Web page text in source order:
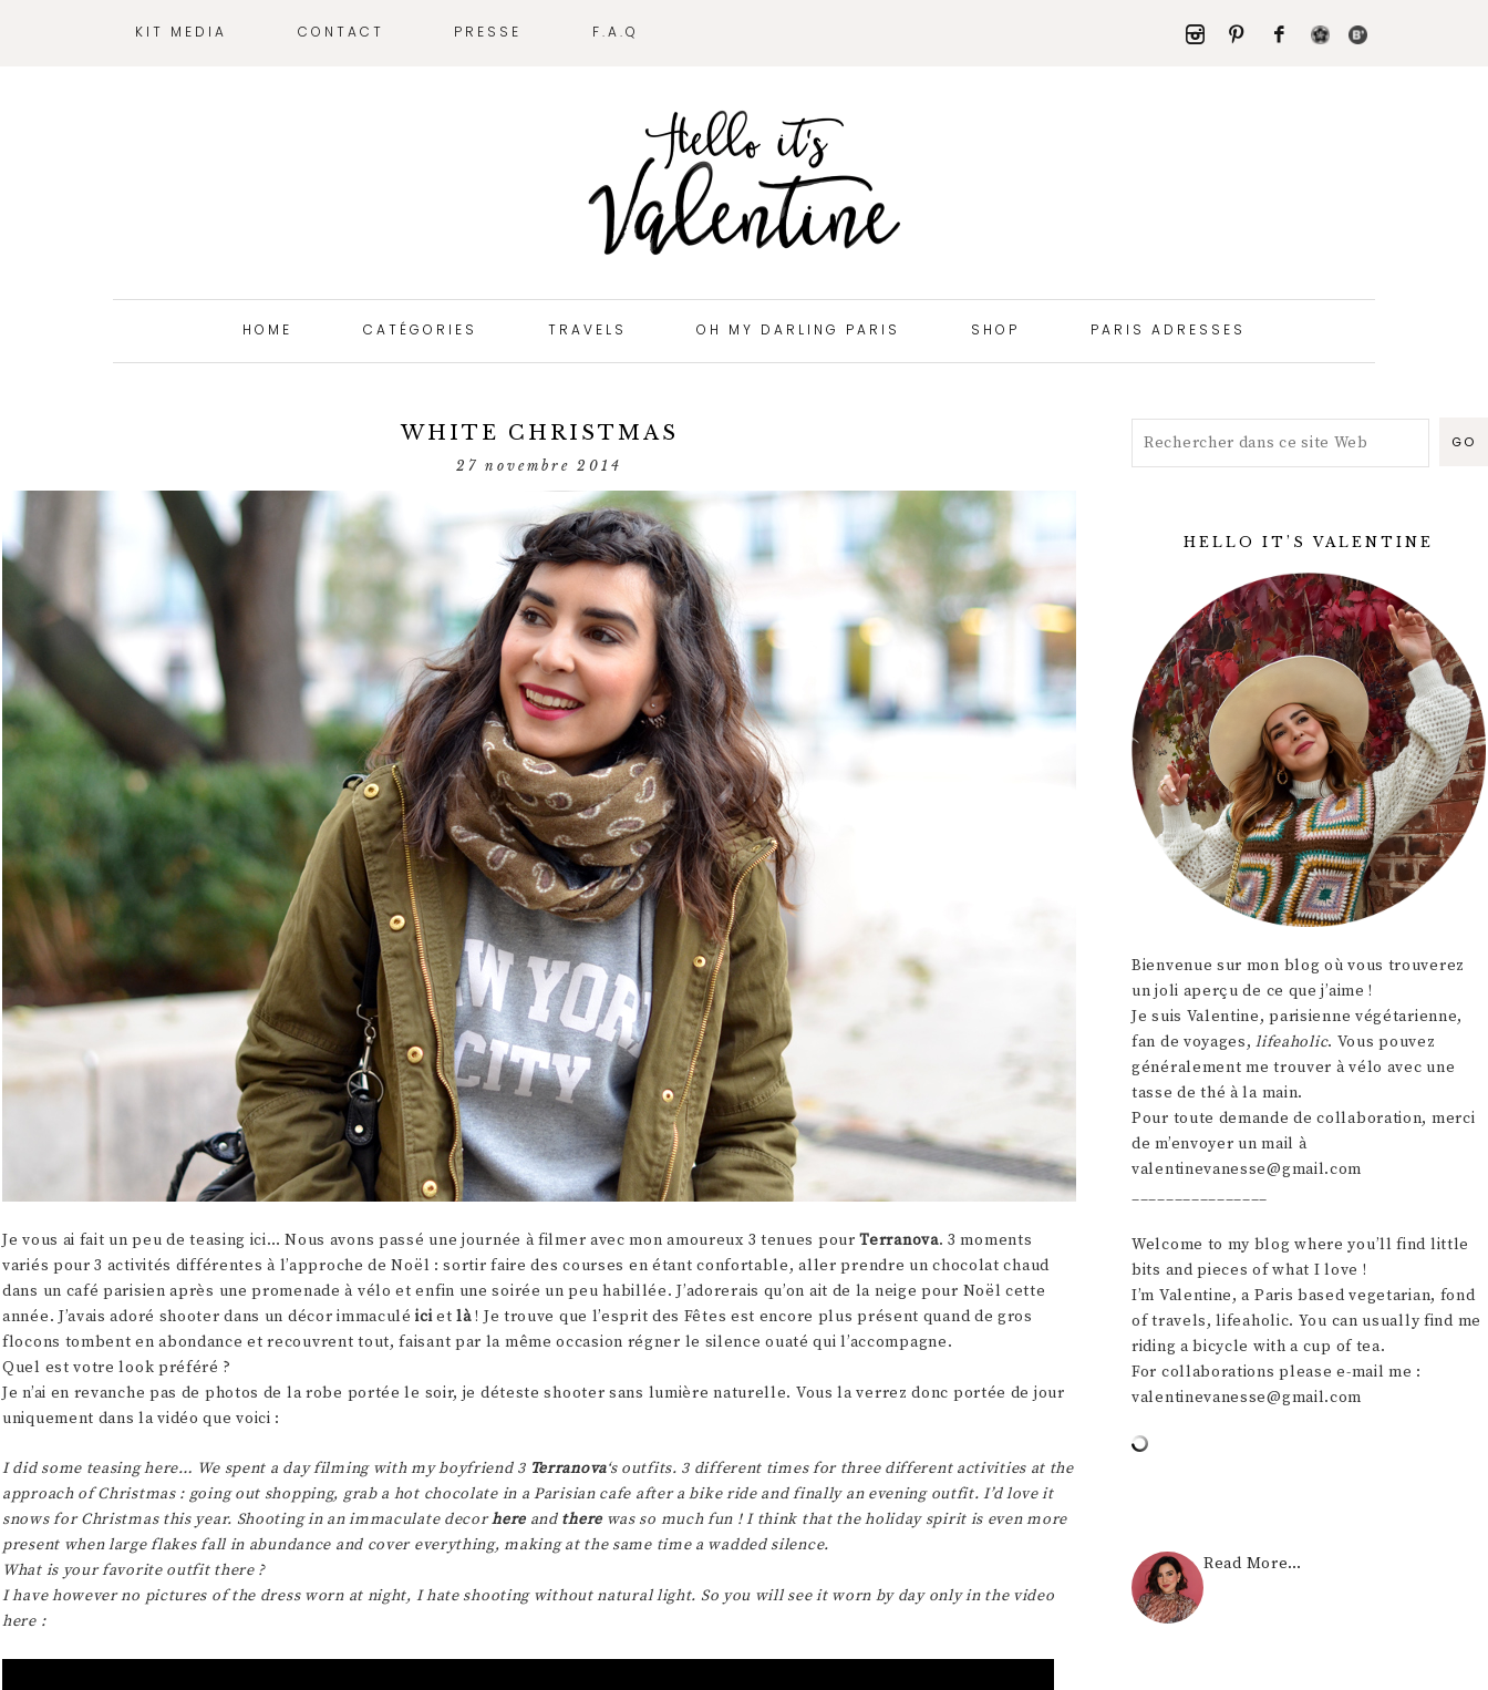
KIT MEDIA CONTACT PRESSE F.A.Q
HOME CATÉGORIES TRAVELS OH MY DARLING PARIS SHOP PARIS ADRESSES
WHITE CHRISTMAS
27 novembre 2014
Je vous ai fait un peu de teasing ici… Nous avons passé une journée à filmer avec mon amoureux 3 tenues pourTerranova. 3 moments
variés pour 3 activités différentes à l’approche de Noël : sortir faire des courses en étant confortable, aller prendre un chocolat chaud
dans un café parisien après une promenade à vélo et enfin une soirée un peu habillée. J’adorerais qu’on ait de la neige pour Noël cette
année. J’avais adoré shooter dans un décor immaculéicietlà ! Je trouve que l’esprit des Fêtes est encore plus présent quand de gros
flocons tombent en abondance et recouvrent tout, faisant par la même occasion régner le silence ouaté qui l’accompagne.
Quel est votre look préféré ?
Je n’ai en revanche pas de photos de la robe portée le soir, je déteste shooter sans lumière naturelle. Vous la verrez donc portée de jour
uniquement dans la vidéo que voici :
I did some teasing here… We spent a day filming with my boyfriend 3 Terranova‘s outfits. 3 different times for three different activities at the
approach of Christmas : going out shopping, grab a hot chocolate in a Parisian cafe after a bike ride and finally an evening outfit. I’d love it
snows for Christmas this year. Shooting in an immaculate decorhereand therewas so much fun ! I think that the holiday spirit is even more
present when large flakes fall in abundance and cover everything, making at the same time a wadded silence.
What is your favorite outfit there ?
I have however no pictures of the dress worn at night, I hate shooting without natural light. So you will see it worn by day only in the video
here :
HELLO IT’S VALENTINE
Bienvenue sur mon blog où vous trouverez
un joli aperçu de ce que j’aime !
Je suis Valentine, parisienne végétarienne,
fan de voyages,lifeaholic. Vous pouvez
généralement me trouver à vélo avec une
tasse de thé à la main.
Pour toute demande de collaboration, merci
de m’envoyer un mail à
valentinevanesse@gmail.com
________________
Welcome to my blog where you’ll find little
bits and pieces of what I love !
I’m Valentine, a Paris based vegetarian, fond
of travels, lifeaholic. You can usually find me
riding a bicycle with a cup of tea.
For collaborations please e-mail me :
valentinevanesse@gmail.com
Read More…